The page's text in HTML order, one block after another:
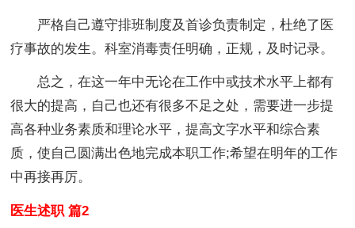
严格自己遵守排班制度及首诊负责制定，杜绝了医
疗事故的发生。科室消毒责任明确，正规，及时记录。
总之，在这一年中无论在工作中或技术水平上都有
很大的提高，自己也还有很多不足之处，需要进一步提
高各种业务素质和理论水平，提高文字水平和综合素
质，使自己圆满出色地完成本职工作;希望在明年的工作
中再接再厉。
医生述职 篇2